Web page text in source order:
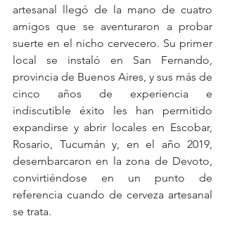
artesanal llegó de la mano de cuatro
amigos que se aventuraron a probar
suerte en el nicho cervecero. Su primer
local se instaló en San Fernando,
provincia de Buenos Aires, y sus más de
cinco años de experiencia e
indiscutible éxito les han permitido
expandirse y abrir locales en Escobar,
Rosario, Tucumán y, en el año 2019,
desembarcaron en la zona de Devoto,
convirtiéndose en un punto de
referencia cuando de cerveza artesanal
se trata.